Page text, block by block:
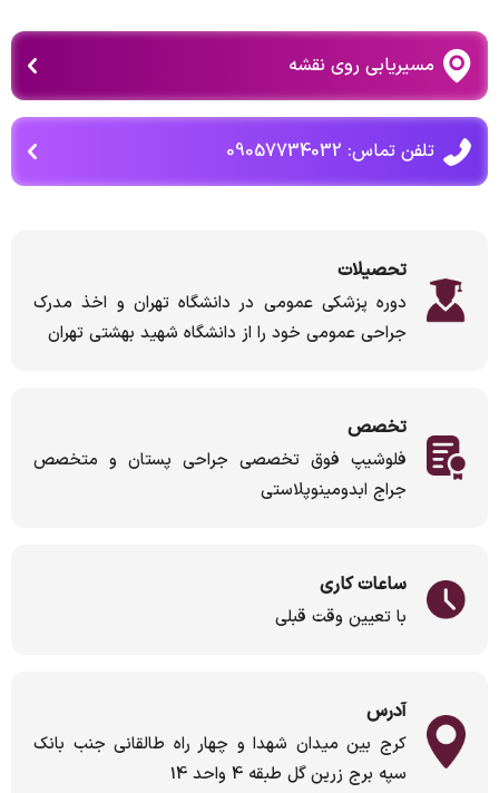
مسیریابی روی نقشه
تلفن تماس: 09057734032
تحصیلات
دوره پزشکی عمومی در دانشگاه تهران و اخذ مدرک
جراحی عمومی خود را از دانشگاه شهید بهشتی تهران
تخصص
فلوشیپ فوق تخصصی جراحی پستان و متخصص
جراج ابدومینوپلاستی
ساعات کاری
با تعیین وقت قبلی
آدرس
کرج بین میدان شهدا و چهار راه طالقانی جنب بانک
سپه برج زرین گل طبقه 4 واحد 14